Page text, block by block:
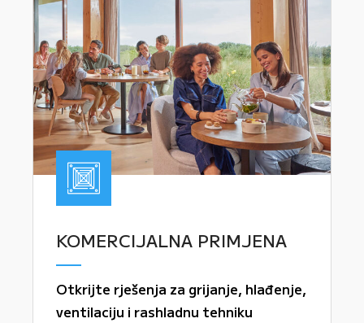
KOMERCIJALNA PRIMJENA
Otkrijte rješenja za grijanje, hlađenje,
ventilaciju i rashladnu tehniku